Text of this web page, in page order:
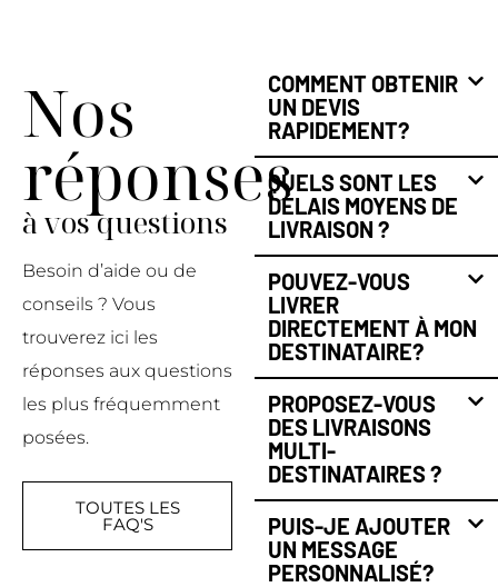
Nos
réponses
à vos questions
Besoin d’aide ou de
conseils ? Vous
trouverez ici les
réponses aux questions
les plus fréquemment
posées.
TOUTES LES
FAQ'S
COMMENT OBTENIR
UN DEVIS
RAPIDEMENT?
QUELS SONT LES
DÉLAIS MOYENS DE
LIVRAISON ?
POUVEZ-VOUS
LIVRER
DIRECTEMENT À MON
DESTINATAIRE?
PROPOSEZ-VOUS
DES LIVRAISONS
MULTI-
DESTINATAIRES ?
PUIS-JE AJOUTER
UN MESSAGE
PERSONNALISÉ?